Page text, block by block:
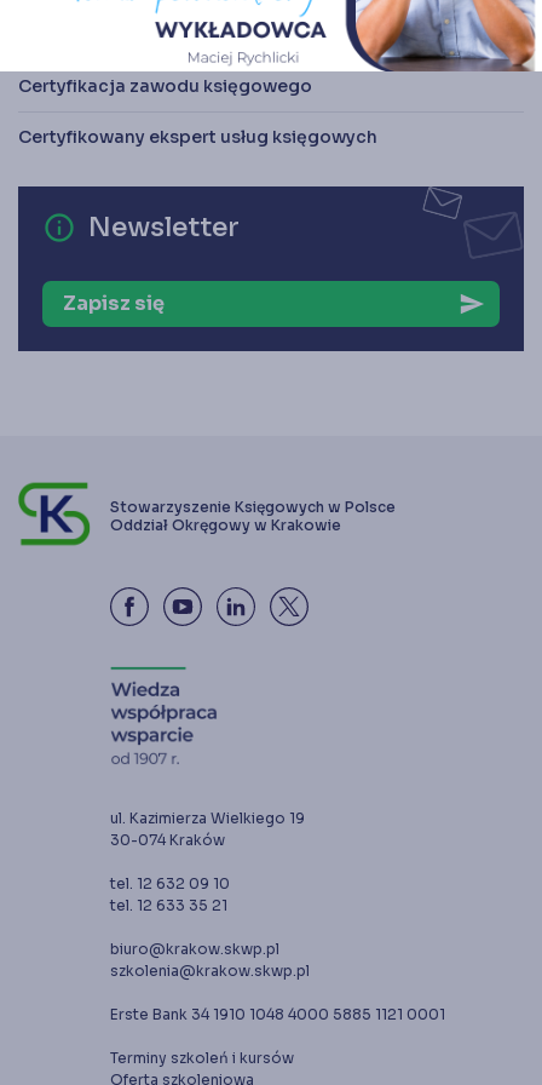
Stowarzyszenie Księgowych w Polsce Oddział Okręgowy
Certyfikacja zawodu księgowego
Certyfikowany ekspert usług księgowych
error_outline Newsletter
Zapisz się send
Stowarzyszenie Księgowych w Polsce
Oddział Okręgowy w Krakowie
ul. Kazimierza Wielkiego 19
30-074 Kraków
tel. 12 632 09 10
tel. 12 633 35 21
biuro@krakow.skwp.pl
szkolenia@krakow.skwp.pl
Erste Bank 34 1910 1048 4000 5885 1121 0001
Terminy szkoleń i kursów
Oferta szkoleniowa